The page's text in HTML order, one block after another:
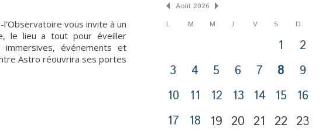
vous invite à un
le lieu a tout pour éveiller
événements et
Astro réouvrira ses portes
Août 2026
L
M M J V S D
1
2
3
4 5 6 7 8
9
10
11 12 13 14 15
16
17
18 19 20 21 22 23